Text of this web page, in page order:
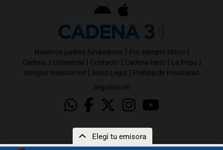
Elegí tu emisora
Nuestros padres fundadores | Por siempre Mario |
Cadena 3 Comercial | Contacto | Cadena Heat | La Popu |
Integrar nuestra red | Aviso Legal | Política de Privacidad
Seguinos en